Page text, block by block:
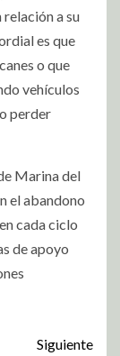
a su
es que
o que
vehículos
perder
Marina del
el abandono
cada ciclo
de apoyo
Siguiente